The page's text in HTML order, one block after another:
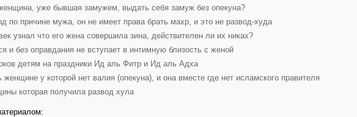
уже бывшая замужем, выдать себя замуж без опекуна?
по причине мужа, он не имеет права брать махр, и это не развод-худа
узнал что его жена совершила зина, действителен ли их никах?
и без оправдания не вступает в интимную близость с женой
детям на праздники Ид аль Фитр и Ид аль Адха
женщине у которой нет валия (опекуна), и она вместе где нет исламского правителя
которая получила развод хула